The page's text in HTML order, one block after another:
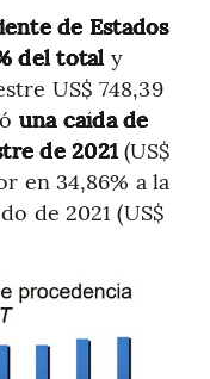
de Estados
del total y
US$ 748,39
una caída de
de 2021 (US$
en 34,86% a la
de 2021 (US$